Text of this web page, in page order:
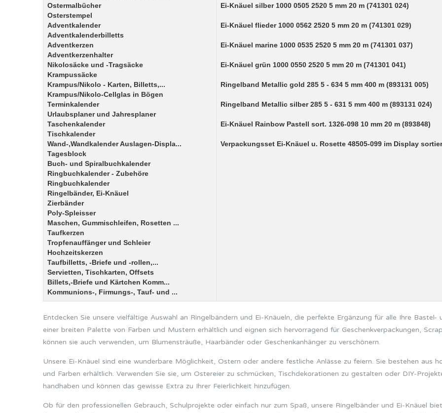
Ostermalbücher
Osterstempel
Adventkalender
Adventkalenderbilletts
Adventkerzen
Adventkerzenhalter
Nikolosäcke und -Tragsäcke
Krampussäcke
Krampus/Nikolo - Karten, Billetts,...
Krampus/Nikolo-Cellglas in Bögen
Terminkalender
Urlaubsplaner und Jahresplaner
Taschenkalender
Tischkalender
Wand-,Wandkalender Auslagen-Displa...
Tagesblock
Buch- und Spiralbuchkalender
Ringbuchkalender - Zubehöre
Ringbuchkalender
Ringelbänder, Ei-Knäuel
Zierbänder
Poly-Spleisser
Maschen, Gummischleifen, Rosetten ...
Taufkerzen
Tropfenauffänger und Schleier
Hochzeitskerzen
Taufbilletts, -Briefe und -rollen,...
Servietten, Tischkarten, Offsets
Billets,-Briefe und Kärtchen Komm...
Kommunions-, Firmungs-, Tauf- und ...
Ei-Knäuel silber 1000 0505 2520 5 mm 20 m (741301 024)
Ei-Knäuel flieder 1000 0562 2520 5 mm 20 m (741301 029)
Ei-Knäuel marine 1000 0535 2520 5 mm 20 m (741301 037)
Ei-Knäuel grün 1000 0550 2520 5 mm 20 m (741301 041)
Ringelband Metallic gold 285 5 - 634 5 mm 400 m (893131 005)
Ringelband Metallic silber 285 5 - 631 5 mm 400 m (893131 024)
Ei-Knäuel Rainbow Pastell sort. 1326-098 10 mm 20 m (893848)
Verpackungsset Ei-Knäuel u. Rosette 48505-099 im Display
Entdecken Sie unsere vielfältige Auswahl an Ringelbändern und Ei-Knäueln, die perfekte Ergänzung für alle Ihre
einer breiten Palette von Farben und Mustern erhältlich und eignen sich hervorragend für Geschenkverpackungen,
können sie auch verwenden, um Blumensträuße, Haarbänder oder Geschenkanhänger zu verschönern.
Unsere Ei-Knäuel sind eine wunderbare Möglichkeit, Ostern oder andere festliche Anlässe zu feiern. Sie bestehen aus
und Farben erhältlich. Verwenden Sie sie, um Ostereier zu schmücken, Tischdekorationen zu gestalten oder DIY-
handhaben und können das gewisse Extra zu Ihrer Feierlichkeit hinzufügen.
Ob für den professionellen Gebrauch, Schulprojekte oder einfach nur zum Spaß, unsere Ringelbänder und Ei-Knäuel